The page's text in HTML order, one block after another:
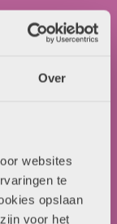
Over
websites
te
opslaan
voor het